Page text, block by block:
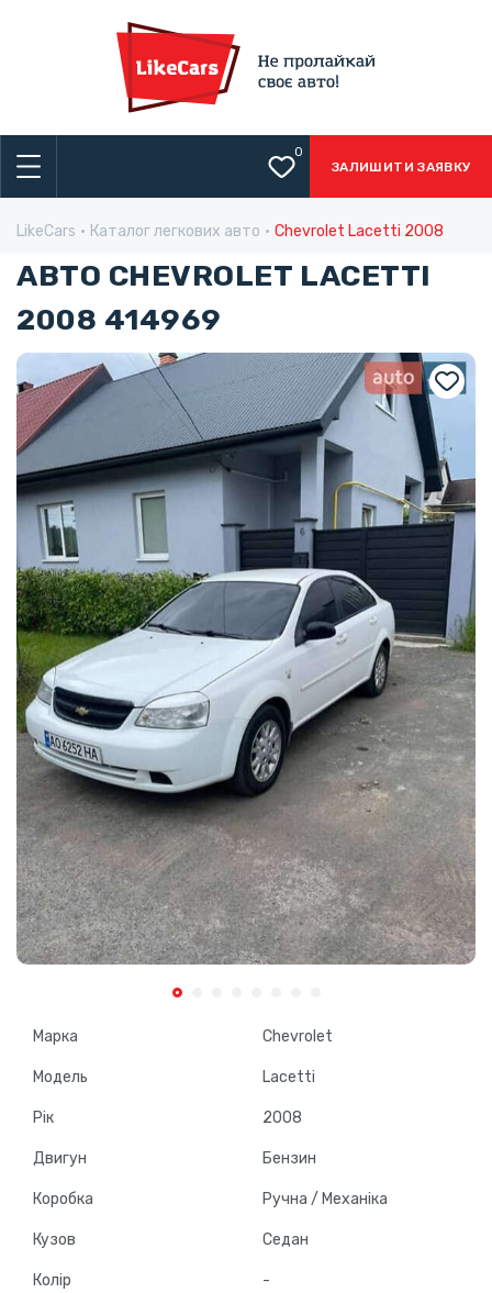
0
ЗАЛИШИТИ ЗАЯВКУ
LikeCars Каталог легкових авто Chevrolet Lacetti 2008
АВТО CHEVROLET LACETTI
2008 414969
Марка Chevrolet
Модель Lacetti
Рік 2008
Двигун Бензин
Коробка Ручна / Механіка
Кузов Седан
Колір -